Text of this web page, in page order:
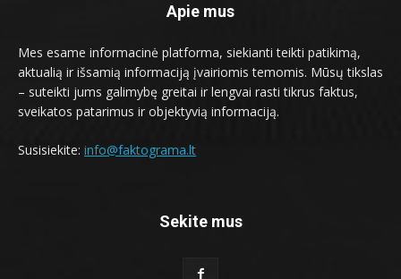
Apie mus
Mes esame informacinė platforma, siekianti teikti patikimą,
aktualią ir išsamią informaciją įvairiomis temomis. Mūsų tikslas
– suteikti jums galimybę greitai ir lengvai rasti tikrus faktus,
sveikatos patarimus ir objektyvią informaciją.
Susisiekite: info@faktograma.lt
Sekite mus